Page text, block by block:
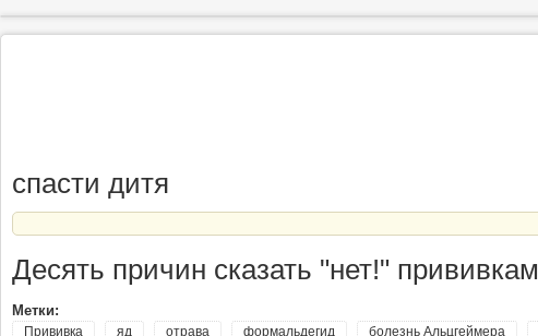
спасти дитя
Десять причин сказать "нет!" прививкам
Метки:
Прививка яд отрава формальдегид болезнь Альцгеймера